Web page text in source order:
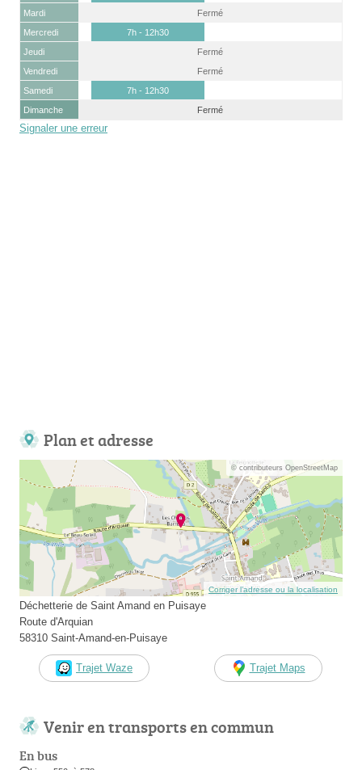
Mardi
Fermé
Mercredi
7h - 12h30
Jeudi
Fermé
Vendredi
Fermé
Samedi
7h - 12h30
Dimanche
Fermé
Signaler une erreur
Plan et adresse
© contributeurs OpenStreetMap
Corriger l’adresse ou la localisation
Déchetterie de Saint Amand en Puisaye
Route d'Arquian
58310 Saint-Amand-en-Puisaye
Trajet Waze Trajet Maps
Venir en transports en commun
En bus